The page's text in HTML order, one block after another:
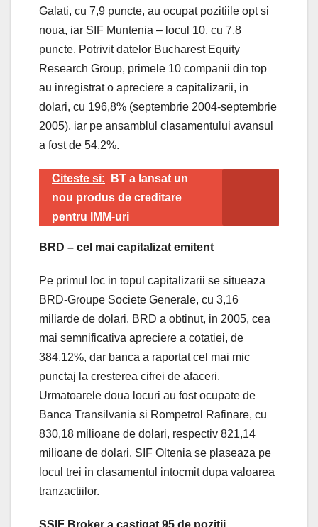
Galati, cu 7,9 puncte, au ocupat pozitiile opt si
noua, iar SIF Muntenia – locul 10, cu 7,8
puncte. Potrivit datelor Bucharest Equity
Research Group, primele 10 companii din top
au inregistrat o apreciere a capitalizarii, in
dolari, cu 196,8% (septembrie 2004-septembrie
2005), iar pe ansamblul clasamentului avansul
a fost de 54,2%.
Citeste si:
BT a lansat un
nou produs de creditare
pentru IMM-uri
BRD – cel mai capitalizat emitent
Pe primul loc in topul capitalizarii se situeaza
BRD-Groupe Societe Generale, cu 3,16
miliarde de dolari. BRD a obtinut, in 2005, cea
mai semnificativa apreciere a cotatiei, de
384,12%, dar banca a raportat cel mai mic
punctaj la cresterea cifrei de afaceri.
Urmatoarele doua locuri au fost ocupate de
Banca Transilvania si Rompetrol Rafinare, cu
830,18 milioane de dolari, respectiv 821,14
milioane de dolari. SIF Oltenia se plaseaza pe
locul trei in clasamentul intocmit dupa valoarea
tranzactiilor.
SSIF Broker a castigat 95 de pozitii